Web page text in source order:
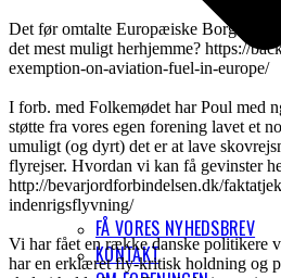
FÅ VORES NYHEDSBREV
KONTAKT
Det før omtalte Europæiske
det mest muligt herhjemme? https://
exemption-on-aviation-fuel-in-europe/
I forb. med Folkemødet har Poul med
støtte fra vores egen forening lavet et
umuligt (og dyrt) det er at lave
flyrejser. Hvordan vi kan få gevinster
http://bevarjordforbindelsen.dk/
indenrigsflyvning/
Vi har fået en række danske politikere
har en erklæret fly-kritisk holdning og